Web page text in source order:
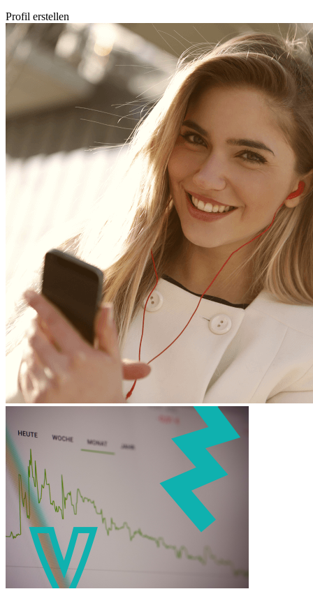
Profil erstellen